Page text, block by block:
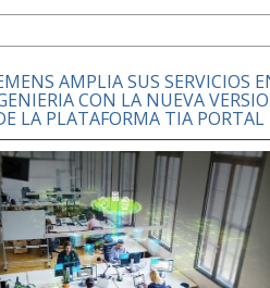
AMPLIA SUS SERVICIOS
CON LA NUEVA
LA PLATAFORMA TIA PORTAL